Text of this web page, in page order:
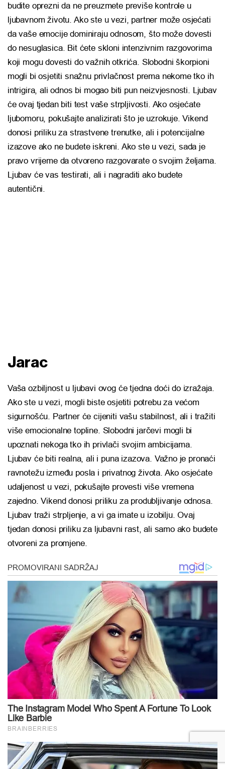
budite oprezni da ne preuzmete previše kontrole u
ljubavnom životu. Ako ste u vezi, partner može osjećati
da vaše emocije dominiraju odnosom, što može dovesti
do nesuglasica. Bit ćete skloni intenzivnim razgovorima
koji mogu dovesti do važnih otkrića. Slobodni škorpioni
mogli bi osjetiti snažnu privlačnost prema nekome tko ih
intrigira, ali odnos bi mogao biti pun neizvjesnosti. Ljubav
će ovaj tjedan biti test vaše strpljivosti. Ako osjećate
ljubomoru, pokušajte analizirati što je uzrokuje. Vikend
donosi priliku za strastvene trenutke, ali i potencijalne
izazove ako ne budete iskreni. Ako ste u vezi, sada je
pravo vrijeme da otvoreno razgovarate o svojim željama.
Ljubav će vas testirati, ali i nagraditi ako budete
autentični.
Jarac
Vaša ozbiljnost u ljubavi ovog će tjedna doći do izražaja.
Ako ste u vezi, mogli biste osjetiti potrebu za većom
sigurnošću. Partner će cijeniti vašu stabilnost, ali i tražiti
više emocionalne topline. Slobodni jarčevi mogli bi
upoznati nekoga tko ih privlači svojim ambicijama.
Ljubav će biti realna, ali i puna izazova. Važno je pronaći
ravnotežu između posla i privatnog života. Ako osjećate
udaljenost u vezi, pokušajte provesti više vremena
zajedno. Vikend donosi priliku za produbljivanje odnosa.
Ljubav traži strpljenje, a vi ga imate u izobilju. Ovaj
tjedan donosi priliku za ljubavni rast, ali samo ako budete
otvoreni za promjene.